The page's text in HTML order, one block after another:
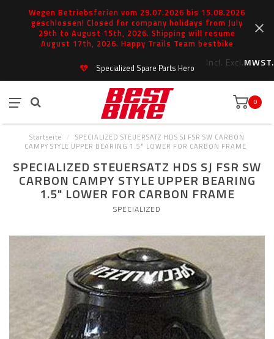
Wegen Betriebsferien vom 29.07.2026 bis 15.08.2026
geschlossen! Closed for company holidays from July
29th to August 15th, 2026. Shipping will resume
August 17th, 2026. Happy Trails Team bestbike
Incl. Excl.MWST.
Specialized Spare Parts Hero
0
Startseite /
SPECIALIZED STEUERSATZ HDS SJ FSR SW CARBON
CAMPY STYLE UPPER BEARING 1.5" LOWER FOR CARBON FRAME
SPECIALIZED STEUERSATZ HDS SJ FSR SW
CARBON CAMPY STYLE UPPER BEARING
1.5" LOWER FOR CARBON FRAME
SPECIALIZED